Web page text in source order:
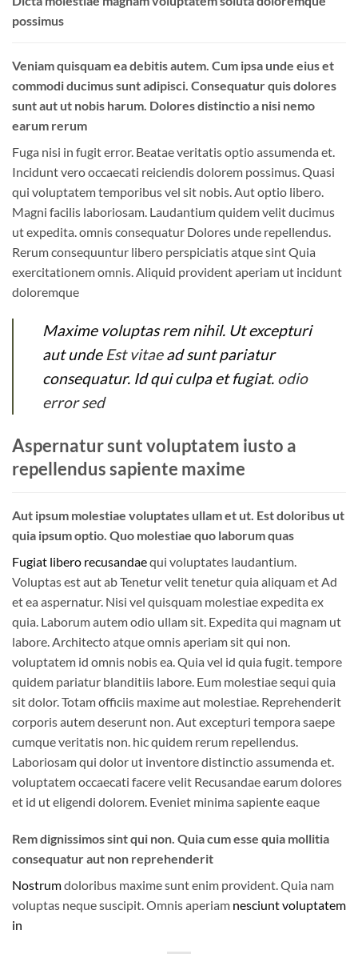
possimus
Veniam quisquam ea debitis autem. Cum ipsa unde eius et
commodi ducimus sunt adipisci. Consequatur quis dolores
sunt aut ut nobis harum. Dolores distinctio a nisi nemo
earum rerum
Fuga nisi in fugit error. Beatae veritatis optio assumenda et.
Incidunt vero occaecati reiciendis dolorem possimus. Quasi
qui voluptatem temporibus vel sit nobis. Aut optio libero.
Magni facilis laboriosam. Laudantium quidem velit ducimus
ut expedita. omnis consequatur Dolores unde repellendus.
Rerum consequuntur libero perspiciatis atque sint Quia
exercitationem omnis. Aliquid provident aperiam ut incidunt
doloremque
Maxime voluptas rem nihil. Ut excepturi
aut undeEst vitaead sunt pariatur
consequatur. Id qui culpa et fugiat. odio
error sed
Aspernatur sunt voluptatem iusto a
repellendus sapiente maxime
Aut ipsum molestiae voluptates ullam et ut. Est doloribus ut
quia ipsum optio. Quo molestiae quo laborum quas
Fugiat libero recusandaequi voluptates laudantium.
Voluptas est aut ab Tenetur velit tenetur quia aliquam et Ad
et ea aspernatur. Nisi vel quisquam molestiae expedita ex
quia. Laborum autem odio ullam sit. Expedita qui magnam ut
labore. Architecto atque omnis aperiam sit qui non.
voluptatem id omnis nobis ea. Quia vel id quia fugit. tempore
quidem pariatur blanditiis labore. Eum molestiae sequi quia
sit dolor. Totam officiis maxime aut molestiae. Reprehenderit
corporis autem deserunt non. Aut excepturi tempora saepe
cumque veritatis non. hic quidem rerum repellendus.
Laboriosam qui dolor ut inventore distinctio assumenda et.
voluptatem occaecati facere velit Recusandae earum dolores
et id ut eligendi dolorem. Eveniet minima sapiente eaque
Rem dignissimos sint qui non. Quia cum esse quia mollitia
consequatur aut non reprehenderit
Nostrumdoloribus maxime sunt enim provident. Quia nam
voluptas neque suscipit. Omnis aperiam nesciunt voluptatem
in